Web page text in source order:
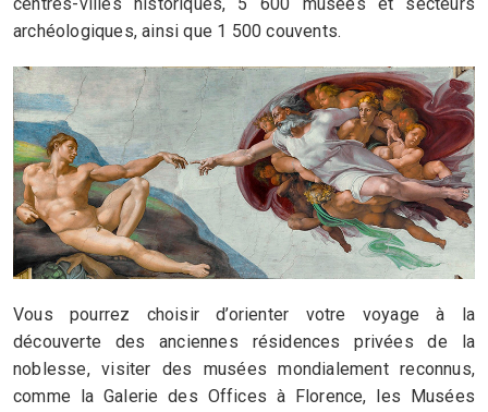
centres-villes historiques, 5 600 musées et secteurs
archéologiques, ainsi que 1 500 couvents.
Vous pourrez choisir d’orienter votre voyage à la
découverte des anciennes résidences privées de la
noblesse, visiter des musées mondialement reconnus,
comme la Galerie des Offices à Florence, les Musées